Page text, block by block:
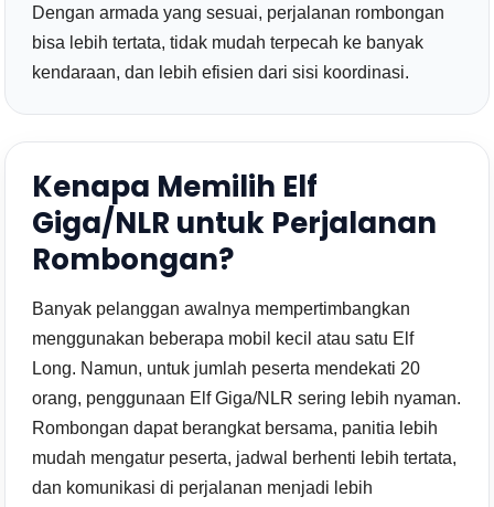
Dengan armada yang sesuai, perjalanan rombongan
bisa lebih tertata, tidak mudah terpecah ke banyak
kendaraan, dan lebih efisien dari sisi koordinasi.
Kenapa Memilih Elf
Giga/NLR untuk Perjalanan
Rombongan?
Banyak pelanggan awalnya mempertimbangkan
menggunakan beberapa mobil kecil atau satu Elf
Long. Namun, untuk jumlah peserta mendekati 20
orang, penggunaan Elf Giga/NLR sering lebih nyaman.
Rombongan dapat berangkat bersama, panitia lebih
mudah mengatur peserta, jadwal berhenti lebih tertata,
dan komunikasi di perjalanan menjadi lebih